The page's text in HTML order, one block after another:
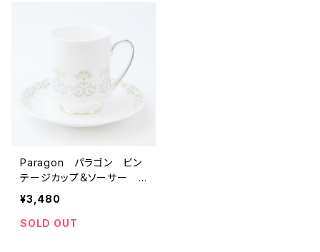
Paragon パラゴン ビン
テージカップ＆ソーサー
イエロー 【イギリス】 ア
ンティーク ティーカップ
コーヒーカップ
¥3,480
SOLD OUT